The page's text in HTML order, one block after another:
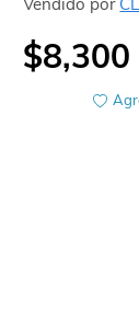
Vendido por
$8,300